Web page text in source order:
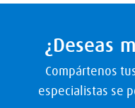
¿Deseas
Compártenos
especialistas se